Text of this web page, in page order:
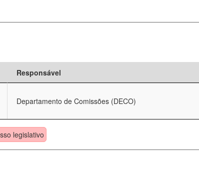
Responsável
Departamento de Comissões (DECO)
legislativo